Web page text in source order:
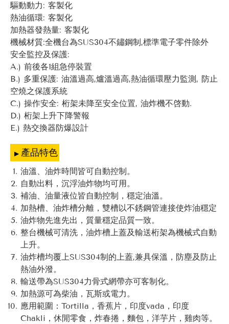
驅動動力: 客製化
熱油循環: 客製化
加熱器發熱量: 客製化
機械材質:全機台為SUS304不鏽鋼制,標準電子零件除外
安全監控及保護:
A.) 前後各1組急停裝置
B.) 多重保護: 油溫過高,爐溫過高,熱油循環壓力監測, 防止
空燒之保護系統
C.) 操作安全: 桁架未降至安全位置, 油炸機不啓動.
D.) 桁架上升下降警報
E.) 熱交換器防爆設計
產品特色
油溫、油炸時間皆可自動控制。
自動出料，沉浮油炸物均可用。
補油、油量液位皆自動控制，穩定油溫。
加熱槽、油炸槽分離，雙槽以不銹鋼管連接使炸油穩定
油炸物先進先出，質量穩定品質一致。
整台機械可清洗，油炸槽上蓋及輸送桁架為機械式自動
上升。
油炸槽均覆上SUS304制的上蓋,兼具保溫，防塵及防止
熱油外潑。
輸送帶為SUS304力骨式網帶亦可客制化。
加熱源可為柴油，瓦斯或電力。
應用範圍：Tortilla，香蕉片，印度vada，印度
Chakli，休閒零食，炸春捲，麵包，洋芋片，雞肉等。